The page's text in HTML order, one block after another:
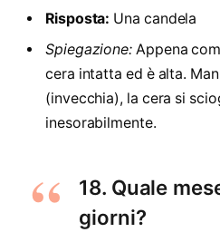
Risposta: Una candela
Spiegazione: Appena
cera intatta ed è alta.
(invecchia), la cera si
inesorabilmente.
18. Quale
giorni?